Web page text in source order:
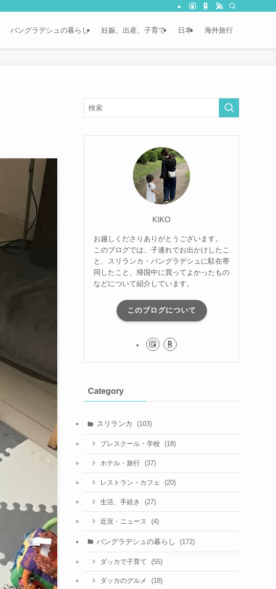
バングラデシュの暮らし 妊娠、出産、子育て 日本 海外旅行
KIKO
お越しくださりありがとうございます。
このブログでは、子連れでお出かけしたこ
と、スリランカ・バングラデシュに駐在帯
同したこと、帰国中に買ってよかったもの
などについて紹介しています。
このブログについて
Category
スリランカ (103)
プレスクール・学校 (18)
ホテル・旅行 (37)
レストラン・カフェ (20)
生活、手続き (27)
近況・ニュース (4)
バングラデシュの暮らし (172)
ダッカで子育て (55)
ダッカのグルメ (18)